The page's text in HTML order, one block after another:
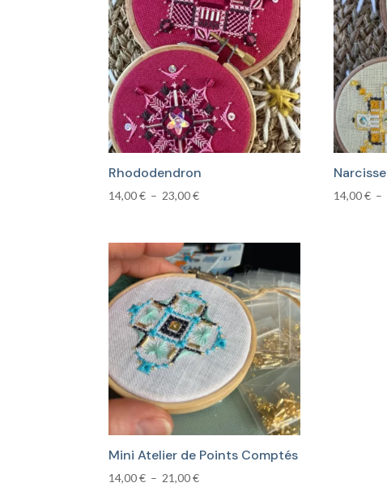
35,00 €
Rhododendron
14,00€ – 23,00€Plage
14,00 €
à
23,00 €
Narcisse
14,00€ –
Mini Atelier de Points Comptés
14,00€ – 21,00€Plage